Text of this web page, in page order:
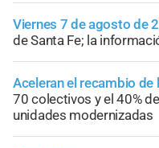
Viernes 7 de agosto de
de Santa Fe; la
Aceleran el recambio de
70 colectivos y el 40%
unidades modernizadas